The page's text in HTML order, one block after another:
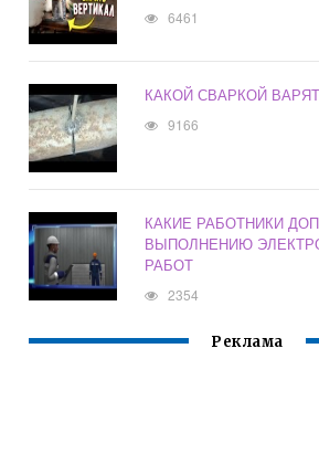
6461
КАКОЙ СВАРКОЙ
9166
КАКИЕ РАБОТНИКИ
ВЫПОЛНЕНИЮ
РАБОТ
2354
Реклама